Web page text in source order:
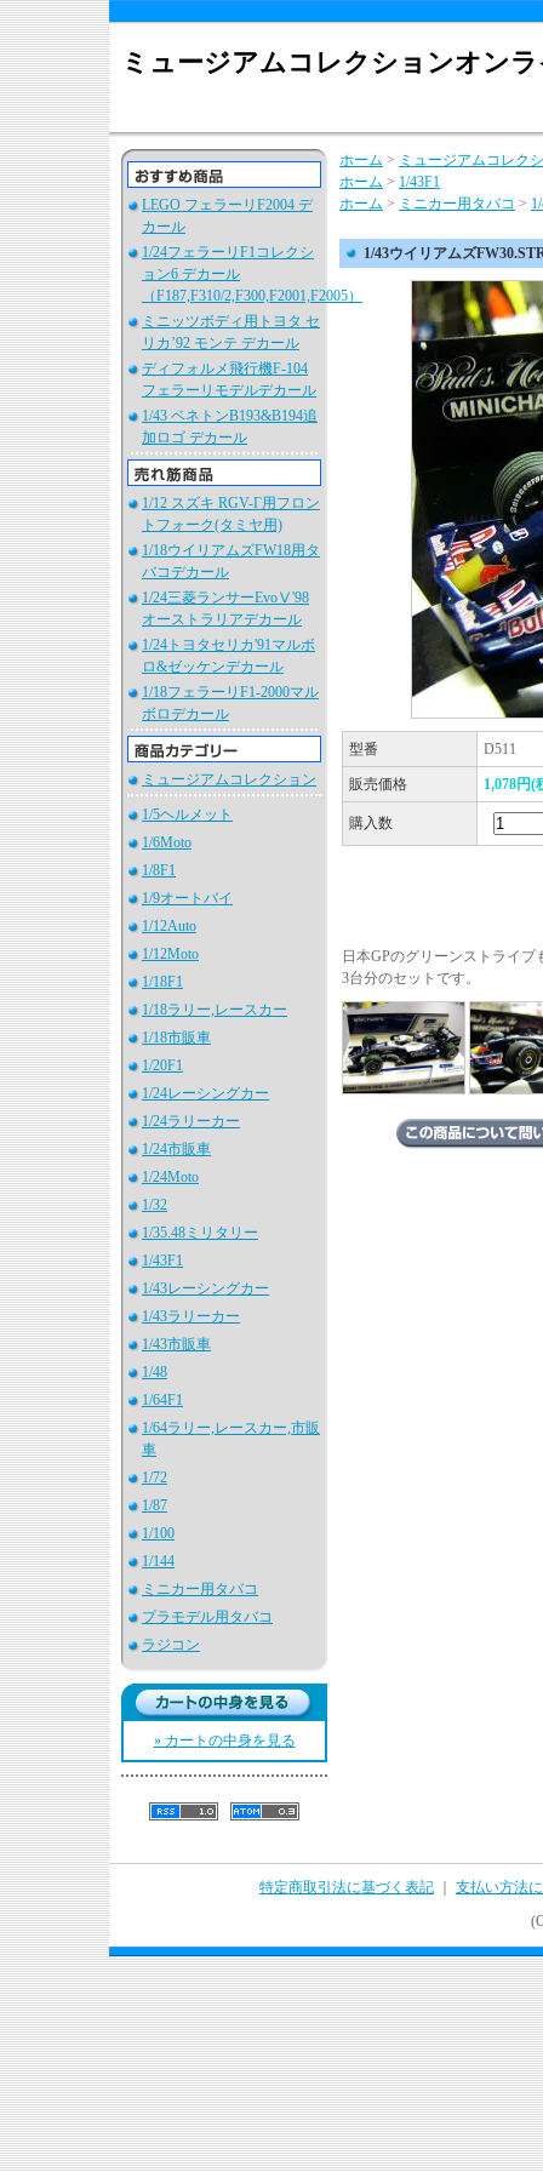
ミュージアムコレクションオン
LEGO フェラーリF2004 デ
カール
1/24フェラーリF1コレクシ
ョン6 デカール
（F187,F310/2,F300,F2001,F2005）
ミニッツボディ用トヨタ セ
リカ’92 モンテ デカール
ディフォルメ飛行機F-104
フェラーリモデルデカール
1/43 ベネトンB193&B194追
加ロゴ デカール
1/12 スズキ RGV-Γ用フロン
トフォーク(タミヤ用)
1/18ウイリアムズFW18用タ
バコデカール
1/24三菱ランサーEvoⅤ'98
オーストラリアデカール
1/24トヨタセリカ'91マルボ
ロ&ゼッケンデカール
1/18フェラーリF1-2000マル
ボロデカール
ミュージアムコレクション
1/5ヘルメット
1/6Moto
1/8F1
1/9オートバイ
1/12Auto
1/12Moto
1/18F1
1/18ラリー,レースカー
1/18市販車
1/20F1
1/24レーシングカー
1/24ラリーカー
1/24市販車
1/24Moto
1/32
1/35.48ミリタリー
1/43F1
1/43レーシングカー
1/43ラリーカー
1/43市販車
1/48
1/64F1
1/64ラリー,レースカー,市販
車
1/72
1/87
1/100
1/144
ミニカー用タバコ
プラモデル用タバコ
ラジコン
» カートの中身を見る
ホーム > ミュージアムコレク
ホーム > 1/43F1
ホーム > ミニカー用タバコ >
1/43ウイリアムズ
型番 D511
販売価格 1,078円(
購入数
日本GPのグリーンストライ
3台分のセットです。
特定商取引法に基づく表記
支払い方法